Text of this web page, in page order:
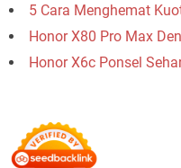
5 Cara Menghemat
Honor X80 Pro Max
Honor X6c Ponsel